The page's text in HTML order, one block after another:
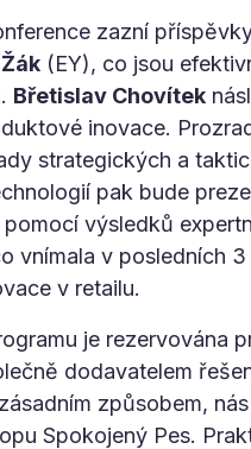
zazní
(EY), co jsou
Břetislav Chovítek
inovace.
strategických a
pak bude
pomocí výsledků
vnímala v posledních
v retailu.
je rezervována
dodavatelem
způsobem,
Spokojený Pes.